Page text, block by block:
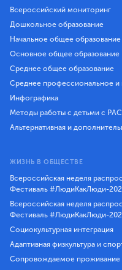
Всероссийский мониторинг
Дошкольное образование
Начальное общее образование
Основное общее образование
Среднее общее образование
Среднее профессиональное и
Инфографика
Методы работы с детьми с РАС
Альтернативная и
ЖИЗНЬ В ОБЩЕСТВЕ
Всероссийская неделя
Фестиваль #ЛюдиКакЛюди-
Всероссийская неделя
Фестиваль #ЛюдиКакЛюди-
Социокультурная интеграция
Адаптивная физкультура и
Сопровождаемое проживание